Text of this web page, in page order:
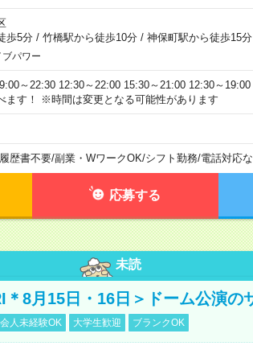
歩5分/ 竹橋駅から徒歩10分/ 神保町駅から徒歩15分
パワー
～22:30 12:30～22:00 15:30～21:00 12:30～
ます！ ※時間は変更となる可能性があります
歴書不要/副業・WワークOK/シフト勤務/電話対応
応募する
未読
＊8月15日・16日＞ドーム公演の
人未経験OK 大学生歓迎 ブランクOK